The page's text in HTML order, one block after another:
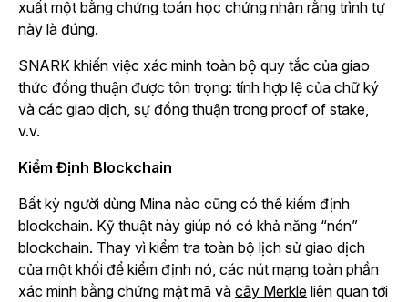
xuất một bằng chứng toán học chứng nhận rằng trình tự
này là đúng.
SNARK khiến việc xác minh toàn bộ quy tắc của giao
thức đồng thuận được tôn trọng: tính hợp lệ của chữ ký
và các giao dịch, sự đồng thuận trong proof of stake,
v.v.
Kiểm Định Blockchain
Bất kỳ người dùng Mina nào cũng có thể kiểm định
blockchain. Kỹ thuật này giúp nó có khả năng “nén”
blockchain. Thay vì kiểm tra toàn bộ lịch sử giao dịch
của một khối để kiểm định nó, các nút mạng toàn phần
xác minh bằng chứng mật mã và cây Merkle liên quan tới